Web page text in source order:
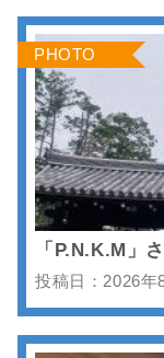
「P.N.K.M」
投稿日：2026年
PHOTO